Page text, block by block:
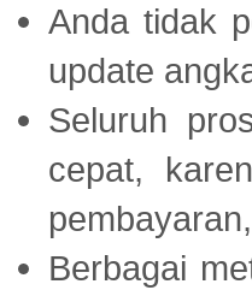
Anda tidak
update
Seluruh
cepat,
Berbagai